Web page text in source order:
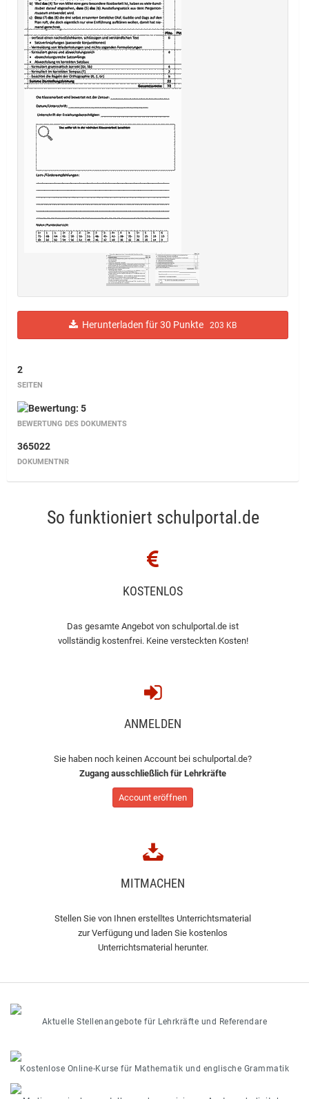
Herunterladen für 30 Punkte 203 KB
2
SEITEN
BEWERTUNG DES DOKUMENTS
365022
DOKUMENTNR
So funktioniert schulportal.de
KOSTENLOS
Das gesamte Angebot von schulportal.de ist
vollständig kostenfrei. Keine versteckten Kosten!
ANMELDEN
Sie haben noch keinen Account bei schulportal.de?
Zugang ausschließlich für Lehrkräfte
Account eröffnen
MITMACHEN
Stellen Sie von Ihnen erstelltes Unterrichtsmaterial
zur Verfügung und laden Sie kostenlos
Unterrichtsmaterial herunter.
Aktuelle Stellenangebote für Lehrkräfte und Referendare
Kostenlose Online-Kurse für Mathematik und englische Grammatik